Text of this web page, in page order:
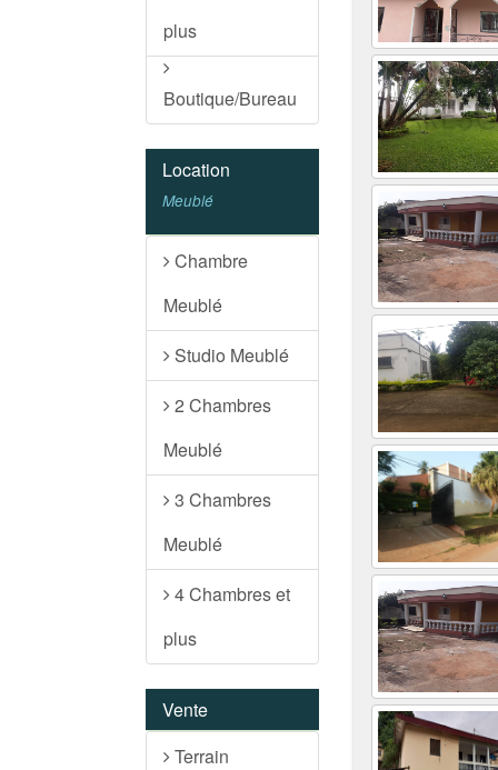
plus
Boutique/Bureau
Location
Meublé
Chambre
Meublé
Studio Meublé
2 Chambres
Meublé
3 Chambres
Meublé
4 Chambres et
plus
Vente
Terrain